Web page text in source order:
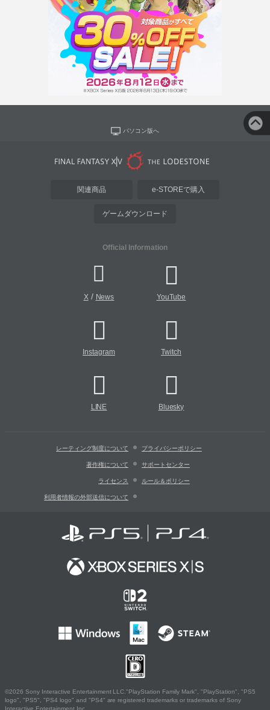
パソコン版へ
関連商品 e-STOREで購入
ゲームダウンロード
Official Information
X/ News YouTube
Instagram Twitch
LINE Bluesky
レーティング制度について プライバシーポリシー
著作権について サポートセンター
ライセンス ルール＆ポリシー
利用者情報の外部送信について
©2026 Sony Interactive Entertainment LLC."PlayStation Family Mark", "PlayStation", "PS5
logo", "PS5", "PS4 logo" and "PS4" are registered trademarks or trademarks of Sony
Interactive Entertainment Inc.